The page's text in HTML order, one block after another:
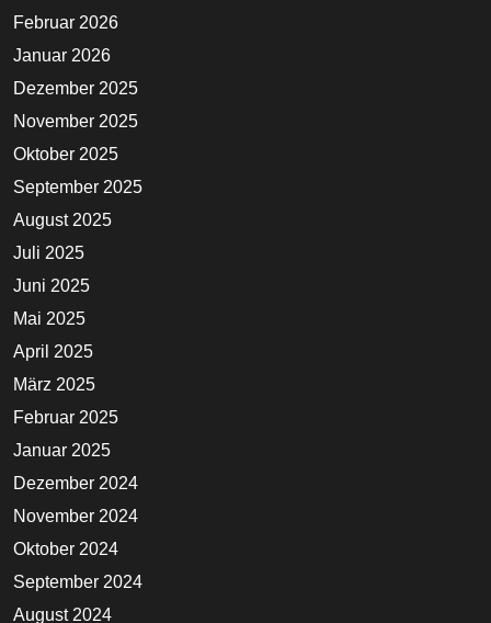
Februar 2026
Januar 2026
Dezember 2025
November 2025
Oktober 2025
September 2025
August 2025
Juli 2025
Juni 2025
Mai 2025
April 2025
März 2025
Februar 2025
Januar 2025
Dezember 2024
November 2024
Oktober 2024
September 2024
August 2024